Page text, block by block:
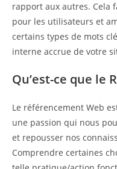
rapport aux autres. Cela
pour les utilisateurs et
certains types de mots
interne accrue de votre
Qu’est-ce que le
Le référencement Web
une passion qui nous
et repousser nos
Comprendre certaines